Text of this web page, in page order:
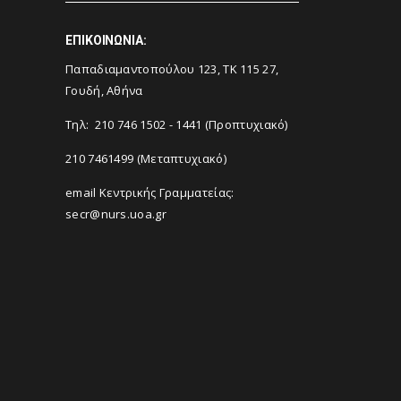
ΕΠΙΚΟΙΝΩΝΙΑ:
Παπαδιαμαντοπούλου 123, ΤΚ 115 27,
Γουδή, Αθήνα
Τηλ: 210 746 1502 - 1441 (Προπτυχιακό)
210 7461499 (Μεταπτυχιακό)
email Κεντρικής Γραμματείας:
secr@nurs.uoa.gr